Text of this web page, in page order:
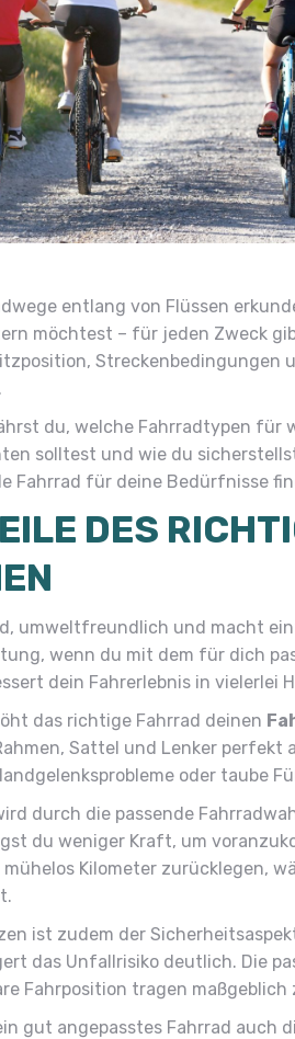
entlang von Flüssen
möchtest – für jeden Zweck
Streckenbedingungen
du, welche Fahrradtypen für
solltest und wie du
Fahrrad für deine Bedürfnisse
DES
umweltfreundlich und macht
wenn du mit dem für dich
dein Fahrerlebnis in vielerlei
das richtige Fahrrad deinen
Sattel und Lenker perfekt
oder taube
durch die passende
du weniger Kraft, um
Kilometer zurücklegen,
ist zudem der
das Unfallrisiko deutlich. Die
Fahrposition tragen maßgeblich
gut angepasstes Fahrrad auch